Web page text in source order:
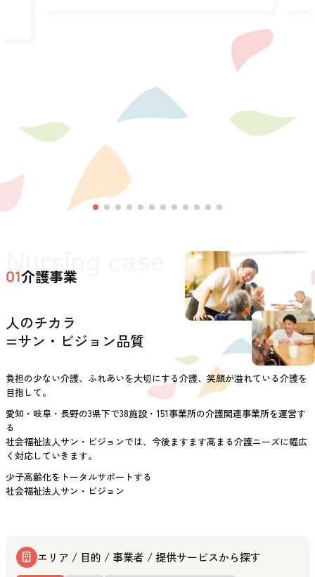
Nursing case
01介護事業
人のチカラ
=サン・ビジョン品質
負担の少ない介護、ふれあいを大切にする介護、笑顔が溢れている介護を
目指して。
愛知・岐阜・長野の3県下で38施設・151事業所の介護関連事業所を運営す
る
社会福祉法人サン・ビジョンでは、今後ますます高まる介護ニーズに幅広
く対応していきます。
少子高齢化をトータルサポートする
社会福祉法人サン・ビジョン
エリア / 目的 / 事業者 / 提供サービスから探す